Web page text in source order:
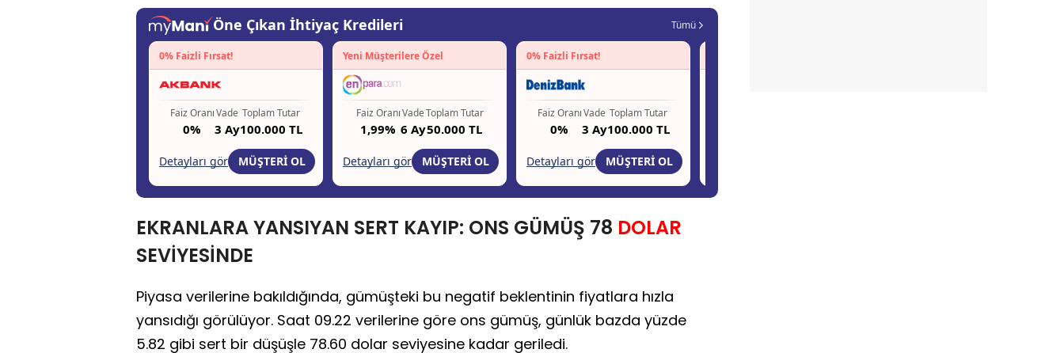
EKRANLARA YANSIYAN SERT KAYIP: ONS GÜMÜŞ 78 DOLAR
SEVİYESİNDE
Piyasa verilerine bakıldığında, gümüşteki bu negatif beklentinin fiyatlara hızla
yansıdığı görülüyor. Saat 09.22 verilerine göre ons gümüş, günlük bazda yüzde
5.82 gibi sert bir düşüşle 78.60 dolar seviyesine kadar geriledi.